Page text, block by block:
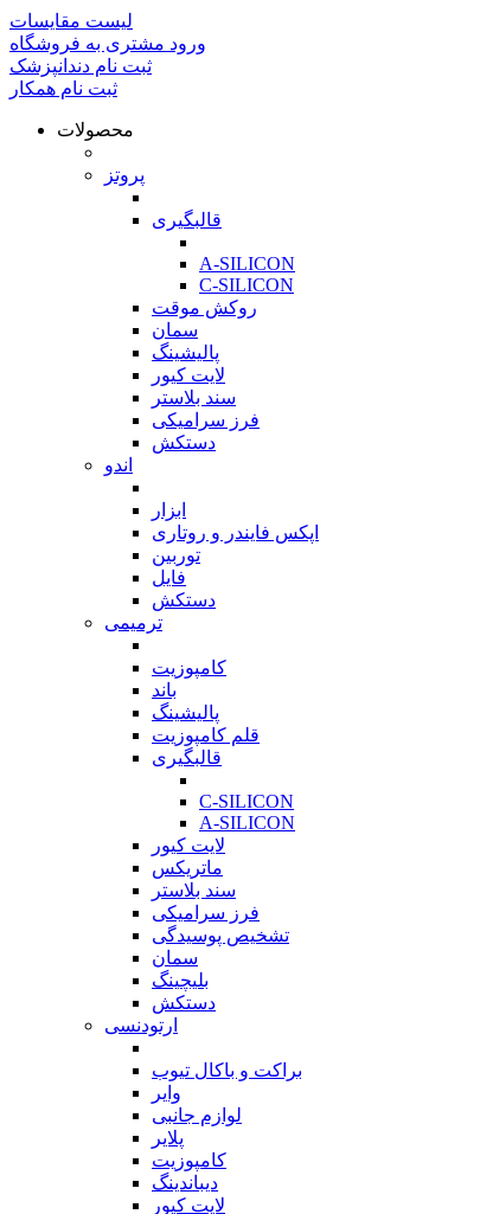
لیست مقایسات
ورود مشتری به فروشگاه
ثبت نام دندانپزشک
ثبت نام همکار
محصولات
پروتز
قالبگیری
A-SILICON
C-SILICON
روکش موقت
سمان
پالیشینگ
لایت کیور
سند بلاستر
فرز سرامیکی
دستکش
اندو
ابزار
اپکس فایندر و روتاری
توربین
فایل
دستکش
ترمیمی
کامپوزیت
باند
پالیشینگ
قلم کامپوزیت
قالبگیری
C-SILICON
A-SILICON
لایت کیور
ماتریکس
سند بلاستر
فرز سرامیکی
تشخیص پوسیدگی
سمان
بلیچینگ
دستکش
ارتودنسی
براکت و باکال تیوب
وایر
لوازم جانبی
پلایر
کامپوزیت
دیباندینگ
لایت کیور